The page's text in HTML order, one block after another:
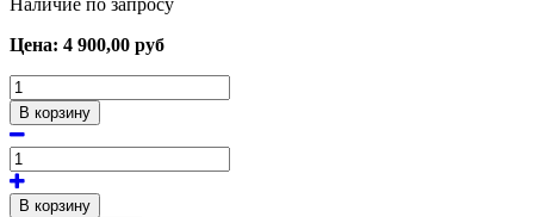
Наличие по запросу
Цена: 4 900,00 руб
В корзину
В корзину